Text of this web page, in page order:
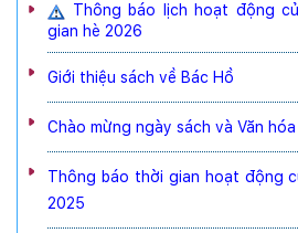
Thông báo lịch hoạt động
gian hè 2026
Giới thiệu sách về Bác Hồ
Chào mừng ngày sách và Văn
Thông báo thời gian hoạt động
2025